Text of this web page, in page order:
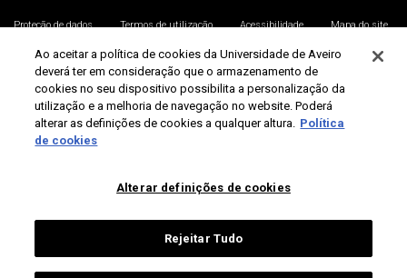
Proteção de dados Termos de utilização Acessibilidade
Mapa do site
Universidade de Aveiro 2026
Ao aceitar a política de cookies da Universidade de Aveiro
deverá ter em consideração que o armazenamento de
cookies no seu dispositivo possibilita a personalização da
utilização e a melhoria de navegação no website. Poderá
alterar as definições de cookies a qualquer altura. Política
de cookies
Alterar definições de cookies
Rejeitar Tudo